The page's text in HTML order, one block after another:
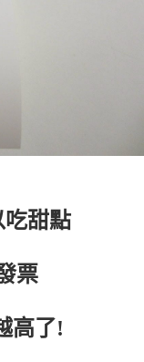
吃甜點
票
高了!